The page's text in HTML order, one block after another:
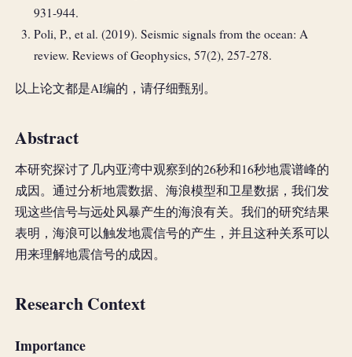
931-944.
Poli, P., et al. (2019). Seismic signals from the ocean: A
review. Reviews of Geophysics, 57(2), 257-278.
以上论文都是AI编的，请仔细甄别。
Abstract
本研究探讨了几内亚湾中观察到的26秒和16秒地震谱峰的
成因。通过分析地震数据、海浪模型和卫星数据，我们发
现这些信号与远处风暴产生的海浪有关。我们的研究结果
表明，海浪可以触发地震信号的产生，并且这种关系可以
用来理解地震信号的成因。
Research Context
Importance